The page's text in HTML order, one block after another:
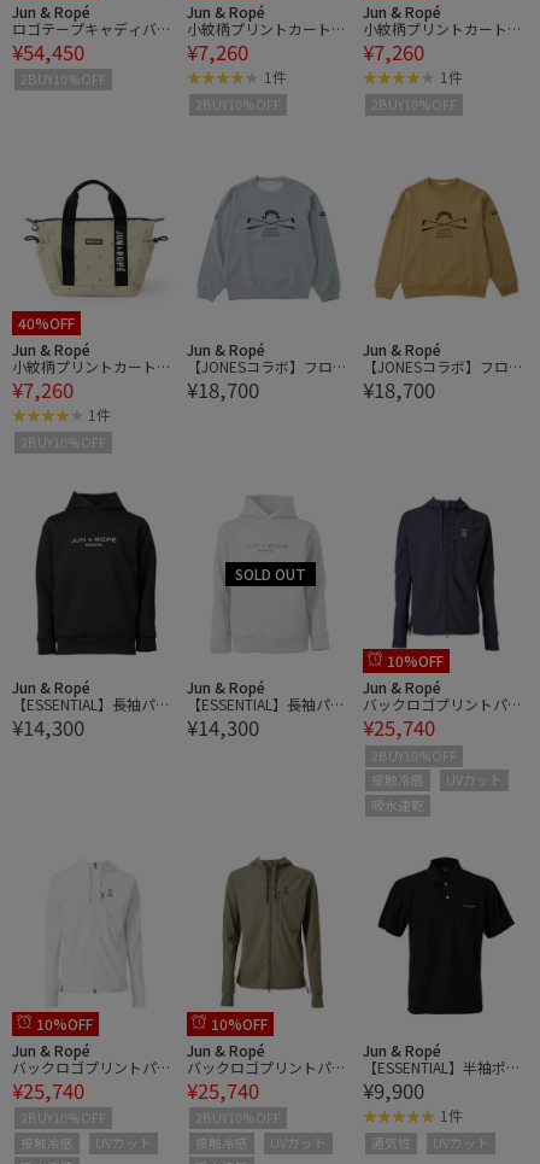
Jun & Ropé
ロゴテープキャディバッ
グ
¥54,450
2BUY10%OFF
Jun & Ropé
小紋柄プリントカートバ
ッグ
¥7,260
1件
2BUY10%OFF
Jun & Ropé
小紋柄プリントカートバ
ッグ
¥7,260
1件
2BUY10%OFF
40%OFF
Jun & Ropé
小紋柄プリントカートバ
ッグ
¥7,260
1件
2BUY10%OFF
Jun & Ropé
【JONESコラボ】フロン
トロゴ長袖プルオーバー
¥18,700
Jun & Ropé
【JONESコラボ】フロン
トロゴ長袖プルオーバー
¥18,700
Jun & Ropé
【ESSENTIAL】長袖パー
カー
¥14,300
Jun & Ropé
【ESSENTIAL】長袖パー
カー
¥14,300
10%OFF
Jun & Ropé
バックロゴプリントパー
カー/UV・吸水速乾・ポ
ケッタブル
¥25,740
2BUY10%OFF
接触冷感
UVカット
吸水速乾
10%OFF
Jun & Ropé
バックロゴプリントパー
カー/UV・吸水速乾・ポ
ケッタブル
¥25,740
2BUY10%OFF
接触冷感
UVカット
10%OFF
Jun & Ropé
バックロゴプリントパー
カー/UV・吸水速乾・ポ
ケッタブル
¥25,740
2BUY10%OFF
接触冷感
UVカット
Jun & Ropé
【ESSENTIAL】半袖ポロ
シャツ/UV
¥9,900
1件
通気性 UVカット